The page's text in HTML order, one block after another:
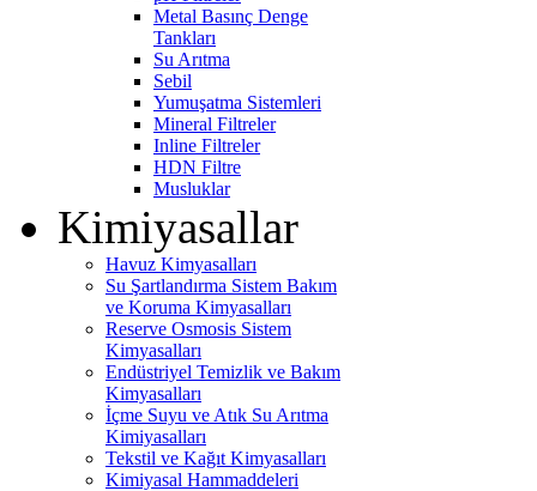
Metal Basınç Denge
Tankları
Su Arıtma
Sebil
Yumuşatma Sistemleri
Mineral Filtreler
Inline Filtreler
HDN Filtre
Musluklar
Kimiyasallar
Havuz Kimyasalları
Su Şartlandırma Sistem Bakım
ve Koruma Kimyasalları
Reserve Osmosis Sistem
Kimyasalları
Endüstriyel Temizlik ve Bakım
Kimyasalları
İçme Suyu ve Atık Su Arıtma
Kimiyasalları
Tekstil ve Kağıt Kimyasalları
Kimiyasal Hammaddeleri